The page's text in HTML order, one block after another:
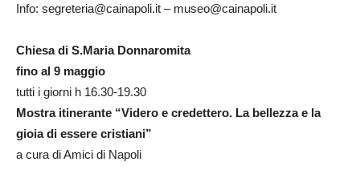
Info: segreteria@cainapoli.it – museo@cainapoli.it
Chiesa di S.Maria Donnaromita
fino al 9 maggio
tutti i giorni h 16.30-19.30
Mostra itinerante “Videro e credettero. La bellezza e la
gioia di essere cristiani”
a cura di Amici di Napoli